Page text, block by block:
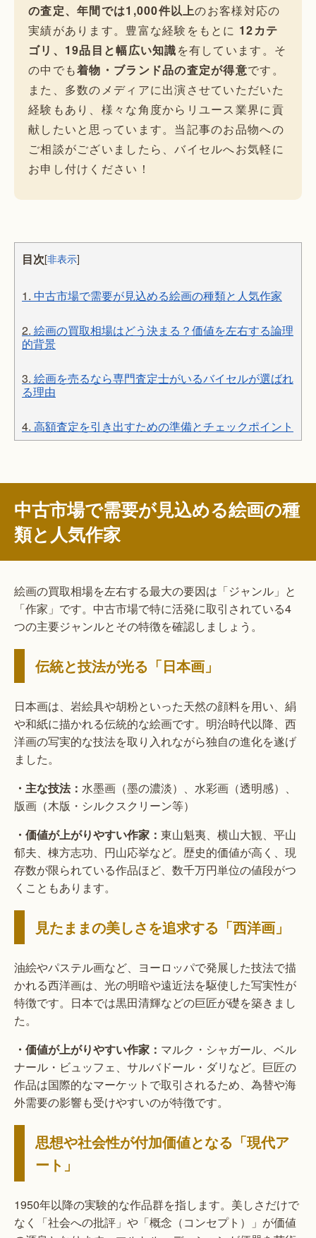
の査定、年間では1,000件以上のお客様対応の
実績があります。豊富な経験をもとに 12カテ
ゴリ、19品目と幅広い知識を有しています。そ
の中でも着物・ブランド品の査定が得意です。
また、多数のメディアに出演させていただいた
経験もあり、様々な角度からリユース業界に貢
献したいと思っています。当記事のお品物への
ご相談がございましたら、バイセルへお気軽に
お申し付けください！
目次[非表示]
1. 中古市場で需要が見込める絵画の種類と人気作家
2. 絵画の買取相場はどう決まる？価値を左右する論理
的背景
3. 絵画を売るなら専門査定士がいるバイセルが選ばれ
る理由
4. 高額査定を引き出すための準備とチェックポイント
中古市場で需要が見込める絵画の種
類と人気作家
絵画の買取相場を左右する最大の要因は「ジャンル」と
「作家」です。中古市場で特に活発に取引されている4
つの主要ジャンルとその特徴を確認しましょう。
伝統と技法が光る「日本画」
日本画は、岩絵具や胡粉といった天然の顔料を用い、絹
や和紙に描かれる伝統的な絵画です。明治時代以降、西
洋画の写実的な技法を取り入れながら独自の進化を遂げ
ました。
・主な技法： 水墨画（墨の濃淡）、水彩画（透明感）、
版画（木版・シルクスクリーン等）
・価値が上がりやすい作家： 東山魁夷、横山大観、平山
郁夫、棟方志功、円山応挙など。歴史的価値が高く、現
存数が限られている作品ほど、数千万円単位の値段がつ
くこともあります。
見たままの美しさを追求する「西洋画」
油絵やパステル画など、ヨーロッパで発展した技法で描
かれる西洋画は、光の明暗や遠近法を駆使した写実性が
特徴です。日本では黒田清輝などの巨匠が礎を築きまし
た。
・価値が上がりやすい作家： マルク・シャガール、ベル
ナール・ビュッフェ、サルバドール・ダリなど。巨匠の
作品は国際的なマーケットで取引されるため、為替や海
外需要の影響も受けやすいのが特徴です。
思想や社会性が付加価値となる「現代ア
ート」
1950年以降の実験的な作品群を指します。美しさだけで
なく「社会への批評」や「概念（コンセプト）」が価値